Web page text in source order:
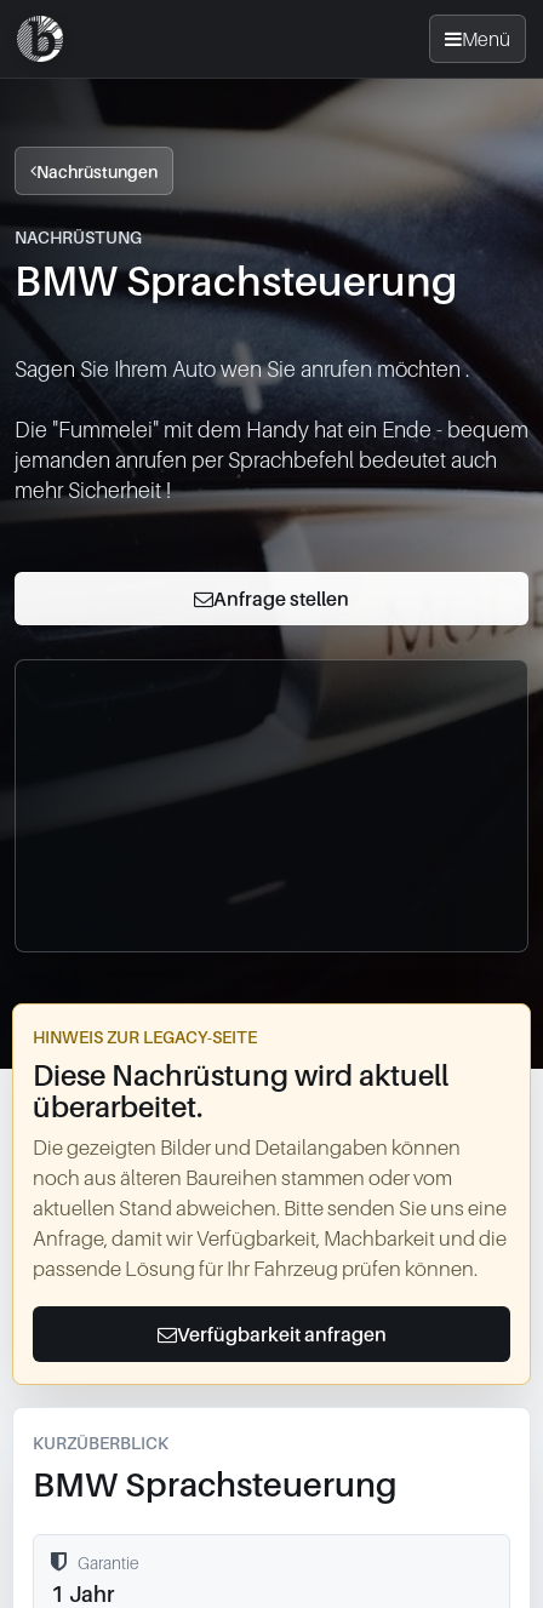
Menü
Startseite
Nachrüsten
News
FAQ
Standorte
Kontakt
info@bimmer-manufaktur.de
Nachrüstungen
NACHRÜSTUNG
BMW Sprachsteuerung
Sagen Sie Ihrem Auto wen Sie anrufen möchten .
Die "Fummelei" mit dem Handy hat ein Ende - bequem
jemanden anrufen per Sprachbefehl bedeutet auch
mehr Sicherheit !
Anfrage stellen
HINWEIS ZUR LEGACY-SEITE
Diese Nachrüstung wird aktuell
überarbeitet.
Die gezeigten Bilder und Detailangaben können
noch aus älteren Baureihen stammen oder vom
aktuellen Stand abweichen. Bitte senden Sie uns eine
Anfrage, damit wir Verfügbarkeit, Machbarkeit und die
passende Lösung für Ihr Fahrzeug prüfen können.
Verfügbarkeit anfragen
KURZÜBERBLICK
BMW Sprachsteuerung
Garantie
1 Jahr